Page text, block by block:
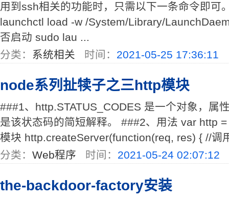
用到ssh相关的功能时，只需以下一条命令即可
launchctl load -w /System/Library/
否启动 sudo lau ...
分类： 系统相关 时间： 2021-05-25 17:36:11
node系列扯犊子之三http模块
###1、http.STATUS_CODES 是一个对象，属
是该状态码的简短解释。 ###2、用法 var http
模块 http.createServer(function(req, res) { //调
分类： Web程序 时间： 2021-05-24 02:07:12
the-backdoor-factory安装